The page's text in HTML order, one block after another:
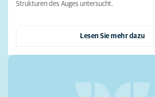
Strukturen des Auges untersucht.
Lesen Sie mehr dazu